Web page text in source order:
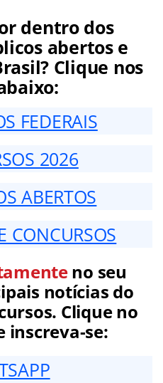
dentro dos
abertos e
Clique nos
FEDERAIS
2026
ABERTOS
CONCURSOS
no seu
notícias do
Clique no
inscreva-se: